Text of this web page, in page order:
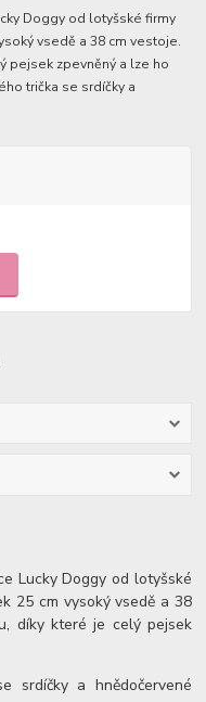
Doggy od lotyšské firmy
vsedě a 38 cm vestoje.
pejsek zpevněný a lze ho
trička se srdíčky a
Lucky Doggy od lotyšské
25 cm vysoký vsedě a 38
díky které je celý pejsek
srdíčky a hnědočervené